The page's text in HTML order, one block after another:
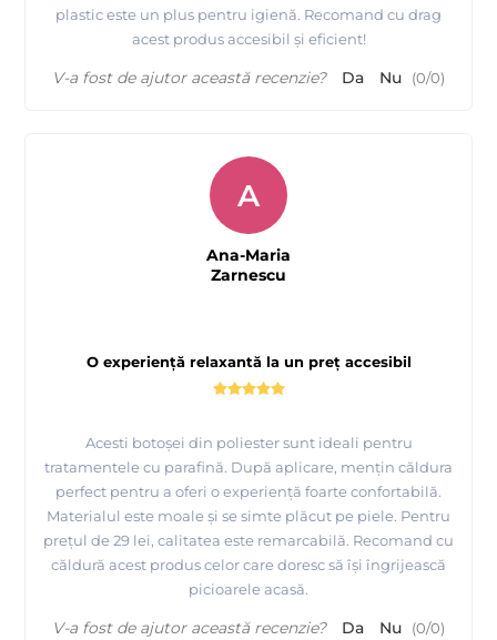
plastic este un plus pentru igienă. Recomand cu drag
acest produs accesibil și eficient!
V-a fost de ajutor această recenzie? Da Nu (0/0)
O experiență relaxantă la un preț accesibil
Acesti botoșei din poliester sunt ideali pentru
tratamentele cu parafină. După aplicare, mențin căldura
perfect pentru a oferi o experiență foarte confortabilă.
Materialul este moale și se simte plăcut pe piele. Pentru
prețul de 29 lei, calitatea este remarcabilă. Recomand cu
căldură acest produs celor care doresc să își îngrijească
picioarele acasă.
A
Ana-Maria
Zarnescu
V-a fost de ajutor această recenzie? Da Nu (0/0)